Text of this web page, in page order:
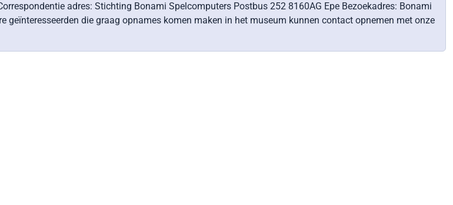
adres: Stichting Bonami Spelcomputers Postbus 252 8160AG Epe Bezoekadres: Bonami
die graag opnames komen maken in het museum kunnen contact opnemen met onze